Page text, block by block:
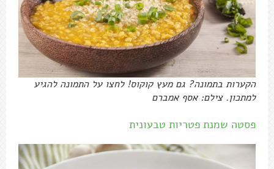
הקערות בתמונה? גם מעץ קוקוס! לחצו על התמונה להגיע
למתכון. צילם: אסף אמברם
פסטה שמנת פטריות טבעונית